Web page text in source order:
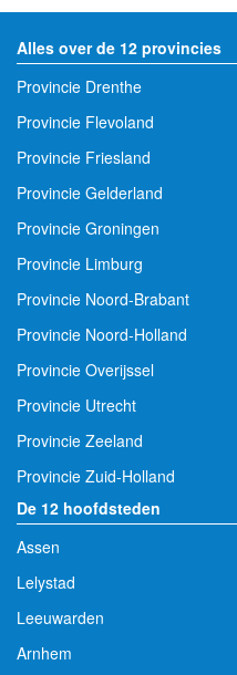
Alles over de 12 provincies
Provincie Drenthe
Provincie Flevoland
Provincie Friesland
Provincie Gelderland
Provincie Groningen
Provincie Limburg
Provincie Noord-Brabant
Provincie Noord-Holland
Provincie Overijssel
Provincie Utrecht
Provincie Zeeland
Provincie Zuid-Holland
De 12 hoofdsteden
Assen
Lelystad
Leeuwarden
Arnhem